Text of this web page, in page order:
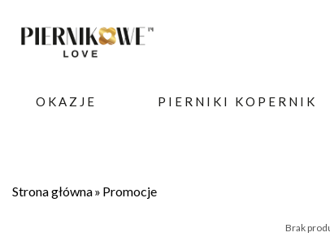
OKAZJE PIERNIKI KOPERNIK
Strona główna Promocje
Brak